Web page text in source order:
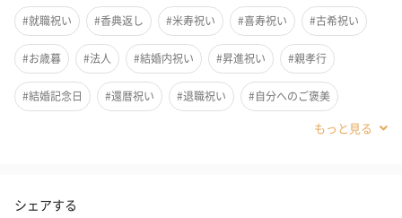
#就職祝い #香典返し #米寿祝い #喜寿祝い #古希祝い
#お歳暮 #法人 #結婚内祝い #昇進祝い #親孝行
#結婚記念日 #還暦祝い #退職祝い #自分へのご褒美
#バレンタイン
#お礼 #お祝い
シェアする